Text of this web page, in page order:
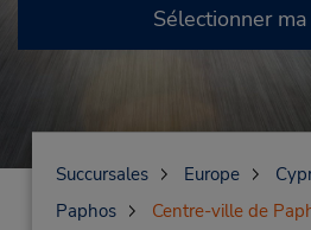
Sélectionner
Succursales Europe
Paphos
Centre-ville de